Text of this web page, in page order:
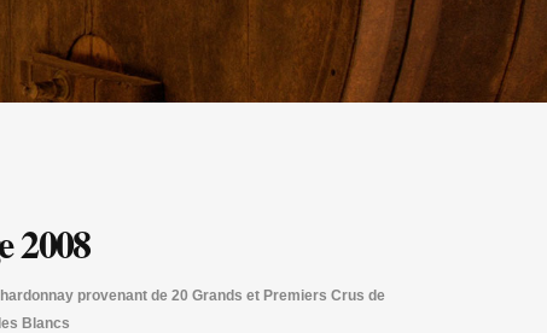
2008
provenant de 20 Grands et Premiers Crus de
Blancs